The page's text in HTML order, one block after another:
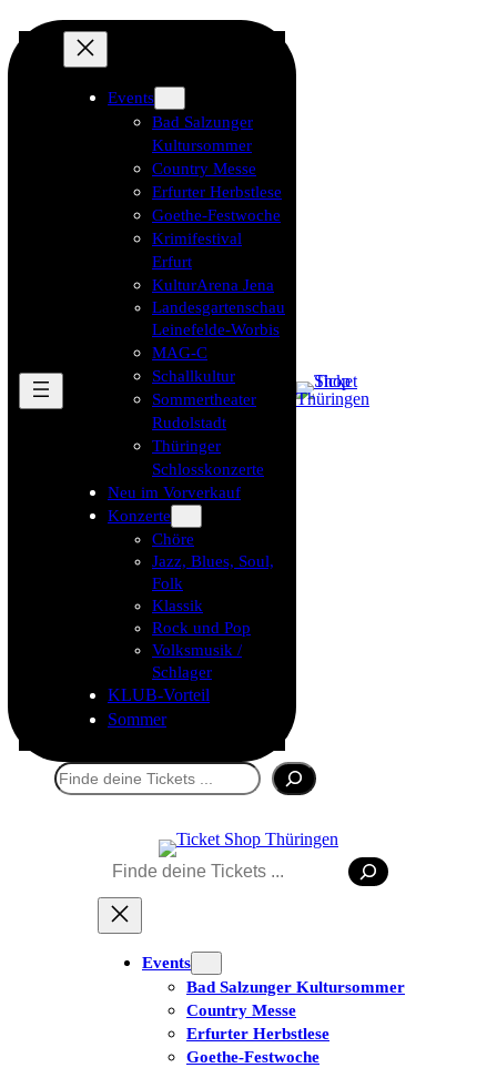
Events
Bad Salzunger
Kultursommer
Country Messe
Erfurter Herbstlese
Goethe-Festwoche
Krimifestival
Erfurt
KulturArena Jena
Landesgartenschau
Leinefelde-Worbis
MAG-C
Schallkultur
Sommertheater
Rudolstadt
Thüringer
Schlosskonzerte
Neu im Vorverkauf
Konzerte
Chöre
Jazz, Blues, Soul,
Folk
Klassik
Rock und Pop
Volksmusik /
Schlager
KLUB-Vorteil
Sommer
Suchen
Suchen
Events
Bad Salzunger Kultursommer
Country Messe
Erfurter Herbstlese
Goethe-Festwoche
Tickets kaufen